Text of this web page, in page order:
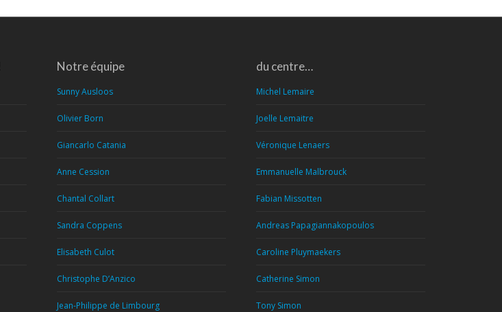
Notre équipe
Sunny Ausloos
Olivier Born
Giancarlo Catania
Anne Cession
Chantal Collart
Sandra Coppens
Elisabeth Culot
Christophe D’Anzico
Jean-Philippe de Limbourg
du centre…
Michel Lemaire
Joelle Lemaitre
Véronique Lenaers
Emmanuelle Malbrouck
Fabian Missotten
Andreas Papagiannakopoulos
Caroline Pluymaekers
Catherine Simon
Tony Simon